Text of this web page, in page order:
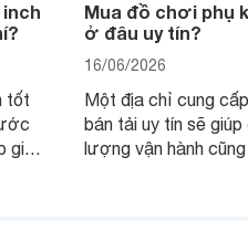
inch
tốt
giao
Mua đồ chơi phụ
ở đâu uy tín?
16/06/2026
Một địa chỉ cung
bán tải uy tín sẽ
lượng vận hành